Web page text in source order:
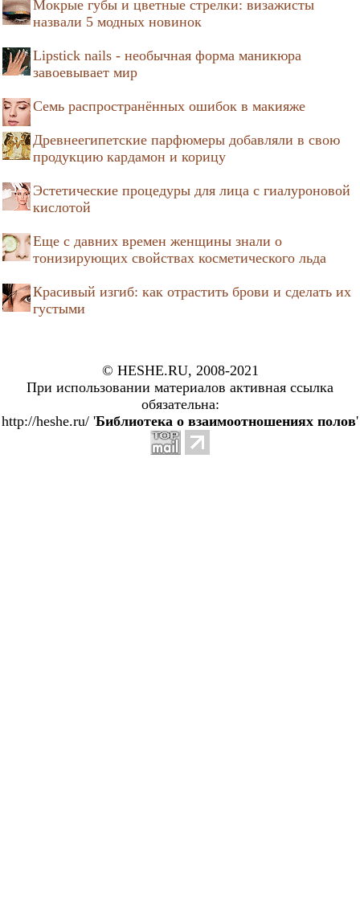
Мокрые губы и цветные стрелки: визажисты
назвали 5 модных новинок
Lipstick nails - необычная форма маникюра
завоевывает мир
Семь распространённых ошибок в макияже
Древнеегипетские парфюмеры добавляли в свою
продукцию кардамон и корицу
Эстетические процедуры для лица с гиалуроновой
кислотой
Еще с давних времен женщины знали о
тонизирующих свойствах косметического льда
Красивый изгиб: как отрастить брови и сделать их
густыми
© HESHE.RU, 2008-2021
При использовании материалов активная ссылка
обязательна:
http://heshe.ru/ 'Библиотека о взаимоотношениях полов'